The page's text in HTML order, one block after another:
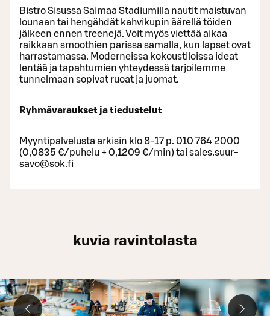
Bistro Sisussa Saimaa Stadiumilla nautit maistuvan
lounaan tai hengähdät kahvikupin äärellä töiden
jälkeen ennen treenejä. Voit myös viettää aikaa
raikkaan smoothien parissa samalla, kun lapset ovat
harrastamassa. Moderneissa kokoustiloissa ideat
lentää ja tapahtumien yhteydessä tarjoilemme
tunnelmaan sopivat ruoat ja juomat.
Ryhmävaraukset ja tiedustelut
Myyntipalvelusta arkisin klo 8-17 p. 010 764 2000
(0,0835 €/puhelu + 0,1209 €/min) tai sales.suur-
savo@sok.fi
kuvia ravintolasta